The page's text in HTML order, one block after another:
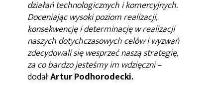
działań technologicznych i komercyjnych.
Doceniając wysoki poziom realizacji,
konsekwencję i determinację w realizacji
naszych dotychczasowych celów i wyzwań
zdecydowali się wesprzeć naszą strategię,
za co bardzo jesteśmy im wdzięczni–
dodałArtur Podhorodecki.